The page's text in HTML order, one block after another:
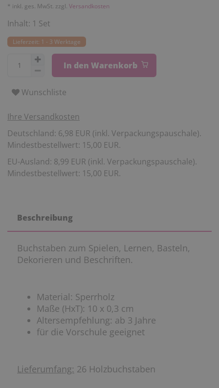
* inkl. ges. MwSt. zzgl. Versandkosten
Inhalt: 1 Set
Lieferzeit: 1 - 3 Werktage
In den Warenkorb
Wunschliste
Ihre Versandkosten
Deutschland: 6,98 EUR (inkl. Verpackungspauschale).
Mindestbestellwert: 15,00 EUR.
EU-Ausland: 8,99 EUR (inkl. Verpackungspauschale).
Mindestbestellwert: 15,00 EUR.
Beschreibung
Buchstaben zum Spielen, Lernen, Basteln,
Dekorieren und Beschriften.
Material: Sperrholz
Maße (HxT): 10 x 0,3 cm
Altersempfehlung: ab 3 Jahre
für die Vorschule geeignet
Lieferumfang: 26 Holzbuchstaben